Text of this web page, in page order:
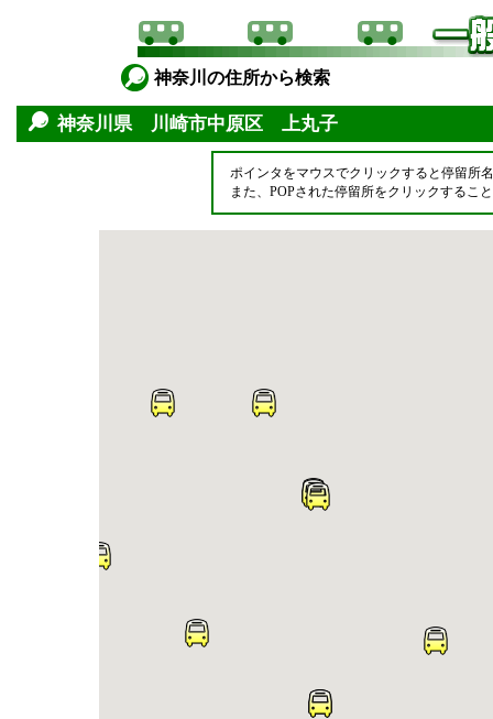
神奈川の住所から検索
神奈川県 川崎市中原区 上丸子
ポインタをマウスでクリックすると停留所
また、POPされた停留所をクリックするこ